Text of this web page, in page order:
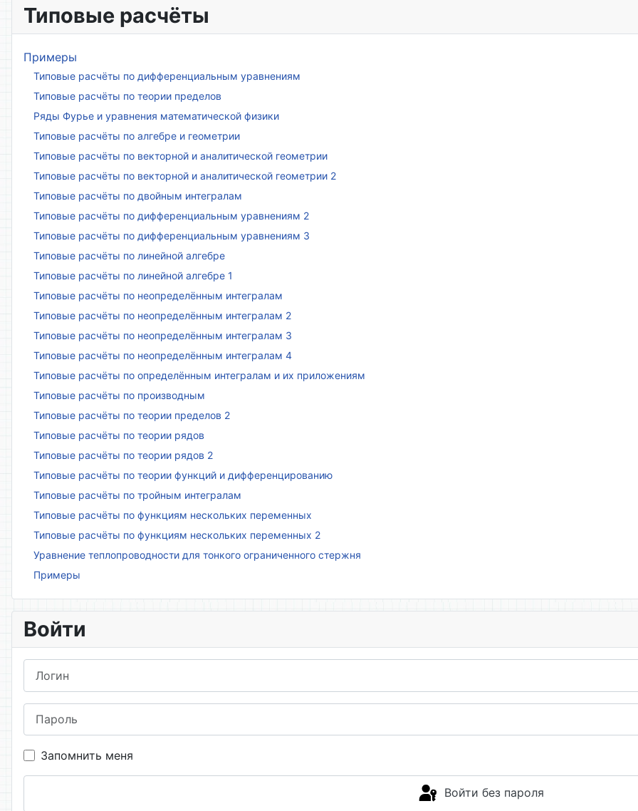
Типовые расчёты
Примеры
Типовые расчёты по дифференциальным уравнениям
Типовые расчёты по теории пределов
Ряды Фурье и уравнения математической физики
Типовые расчёты по алгебре и геометрии
Типовые расчёты по векторной и аналитической геометрии
Типовые расчёты по векторной и аналитической геометрии 2
Типовые расчёты по двойным интегралам
Типовые расчёты по дифференциальным уравнениям 2
Типовые расчёты по дифференциальным уравнениям 3
Типовые расчёты по линейной алгебре
Типовые расчёты по линейной алгебре 1
Типовые расчёты по неопределённым интегралам
Типовые расчёты по неопределённым интегралам 2
Типовые расчёты по неопределённым интегралам 3
Типовые расчёты по неопределённым интегралам 4
Типовые расчёты по определённым интегралам и их приложениям
Типовые расчёты по производным
Типовые расчёты по теории пределов 2
Типовые расчёты по теории рядов
Типовые расчёты по теории рядов 2
Типовые расчёты по теории функций и дифференцированию
Типовые расчёты по тройным интегралам
Типовые расчёты по функциям нескольких переменных
Типовые расчёты по функциям нескольких переменных 2
Уравнение теплопроводности для тонкого ограниченного стержня
Примеры
Войти
Запомнить меня
Войти без пароля